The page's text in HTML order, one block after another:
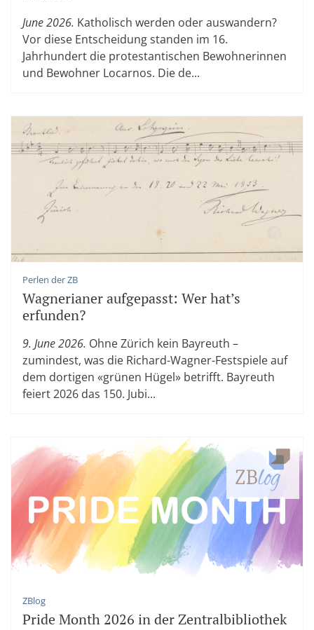
June 2026. Katholisch werden oder auswandern?
Vor diese Entscheidung standen im 16.
Jahrhundert die protestantischen Bewohnerinnen
und Bewohner Locarnos. Die de...
Perlen der ZB
Wagnerianer aufgepasst: Wer hat’s
erfunden?
9. June 2026. Ohne Zürich kein Bayreuth –
zumindest, was die Richard-Wagner-Festspiele auf
dem dortigen «grünen Hügel» betrifft. Bayreuth
feiert 2026 das 150. Jubi...
ZBlog
Pride Month 2026 in der Zentralbibliothek